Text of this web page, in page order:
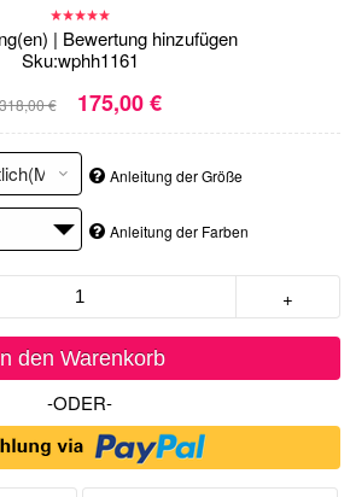
| Bewertung hinzufügen
Sku:wphh1161
€ 175,00 €
Anleitung der Größe
Anleitung der Farben
+
den Warenkorb
-ODER-